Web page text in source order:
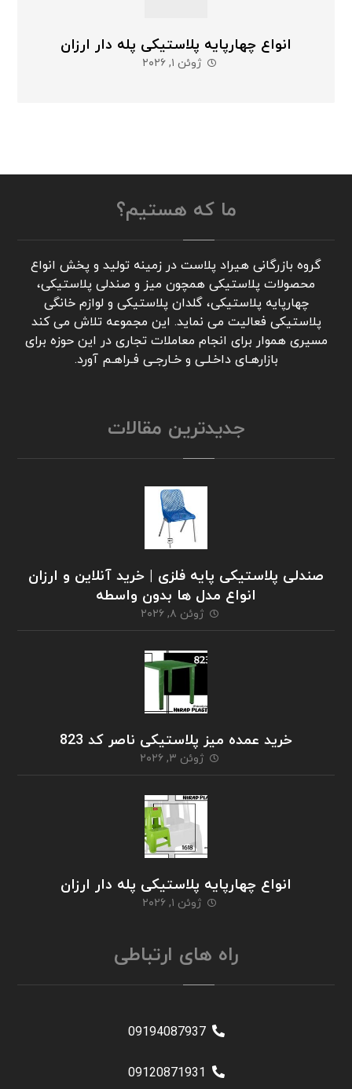
انواع چهارپایه پلاستیکی پله دار ارزان
ژوئن ۱, ۲۰۲۶
ما که هستیم؟
گروه بازرگانی هیراد پلاست در زمینه تولید و پخش انواع
محصولات پلاستیکی همچون میز و صندلی پلاستیکی،
چهارپایه پلاستیکی، گلدان پلاستیکی و لوازم خانگی
پلاستیکی فعالیت می نماید. این مجموعه تلاش می کند
مسیری هموار برای انجام معاملات تجاری در این حوزه برای
بازارهـای داخـلـی و خـارجـی فـراهـم آورد.
جدیدترین مقالات
صندلی پلاستیکی پایه فلزی | خرید آنلاین و ارزان
انواع مدل ها بدون واسطه
ژوئن ۸, ۲۰۲۶
خرید عمده میز پلاستیکی ناصر کد 823
ژوئن ۳, ۲۰۲۶
انواع چهارپایه پلاستیکی پله دار ارزان
ژوئن ۱, ۲۰۲۶
راه های ارتباطی
09194087937
09120871931